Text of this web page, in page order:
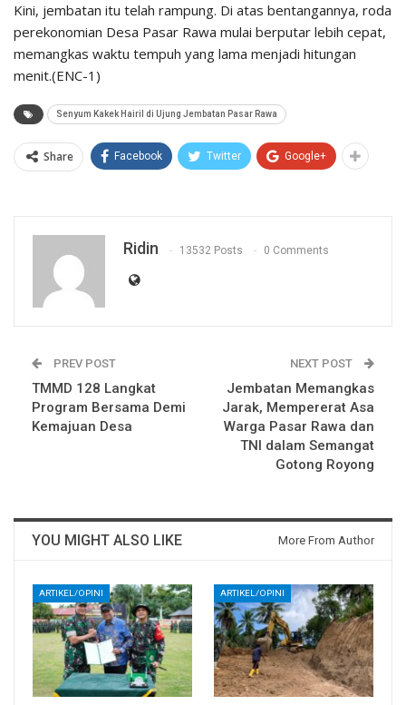
​Kini, jembatan itu telah rampung. Di atas bentangannya, roda
perekonomian Desa Pasar Rawa mulai berputar lebih cepat,
memangkas waktu tempuh yang lama menjadi hitungan
menit.(ENC-1)
Senyum Kakek Hairil di Ujung Jembatan Pasar Rawa
Share Facebook Twitter Google+
Ridin 13532 Posts 0 Comments
PREV POST
TMMD 128 Langkat
Program Bersama Demi
Kemajuan Desa
NEXT POST
Jembatan Memangkas
Jarak, Mempererat Asa
Warga Pasar Rawa dan
TNI dalam Semangat
Gotong Royong
YOU MIGHT ALSO LIKE More From Author
ARTIKEL/OPINI ARTIKEL/OPINI